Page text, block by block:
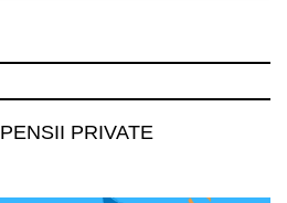
PENSII PRIVATE